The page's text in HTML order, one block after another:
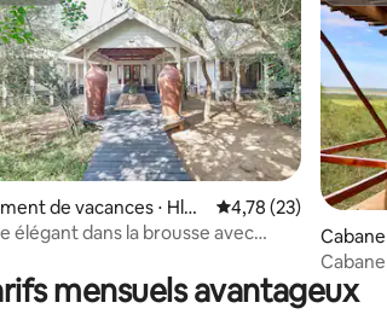
5
sur la base de 10 commentaires : 5 sur 5
de vacances ⋅ Hluh
Évaluation moyenne
4,78 (23)
élégant dans la brousse avec
mensuels avantageux